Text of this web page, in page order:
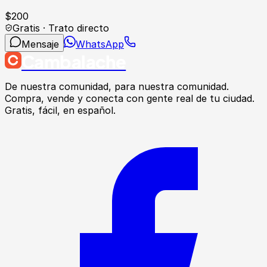
$200
Gratis · Trato directo
Mensaje
WhatsApp
De nuestra comunidad, para nuestra comunidad.
Compra, vende y conecta con gente real de tu ciudad.
Gratis, fácil, en español.